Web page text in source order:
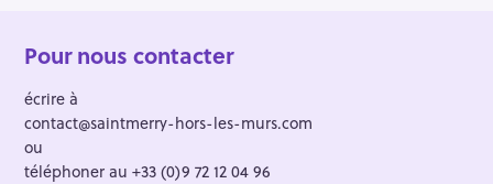
Pour nous contacter
écrire à
contact@saintmerry-hors-les-murs.com
ou
téléphoner au +33 (0)9 72 12 04 96